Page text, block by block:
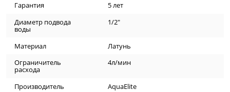
Гарантия
5 лет
Диаметр подвода
воды
1/2"
Материал
Латунь
Ограничитель
расхода
4л/мин
Производитель
AquaElite